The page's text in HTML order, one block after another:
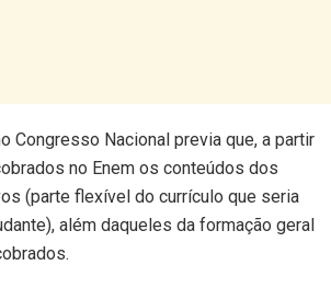
Congresso Nacional previa que, a partir
no Enem os conteúdos dos
(parte flexível do currículo que seria
além daqueles da formação geral